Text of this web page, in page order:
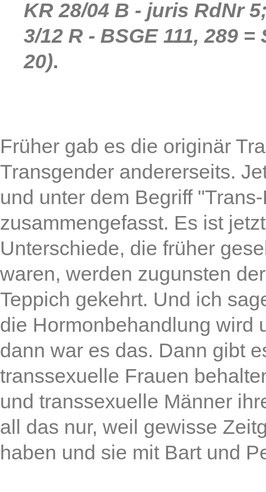
KR 28/04 B - juris RdNr
3/12 R - BSGE 111, 289
20).
Früher gab es die originär
Transgender andererseits.
und unter dem Begriff
zusammengefasst. Es ist
Unterschiede, die früher
waren, werden zugunsten
Teppich gekehrt. Und ich
die Hormonbehandlung wird
dann war es das. Dann gibt
transsexuelle Frauen
und transsexuelle Männer
all das nur, weil gewisse
haben und sie mit Bart und